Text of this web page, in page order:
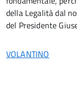
della Legalità dal
del Presidente
VOLANTINO